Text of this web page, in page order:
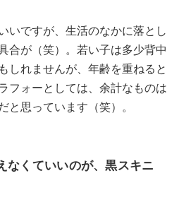
いですが、生活のなかに落とし
合が（笑）。若い子は多少背中
しれませんが、年齢を重ねると
フォーとしては、余計なものは
と思っています（笑）。
なくていいのが、黒スキニ